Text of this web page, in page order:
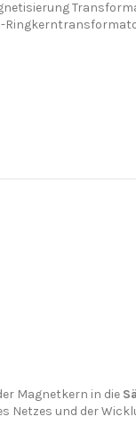
Magnetkern in die
Netzes und der